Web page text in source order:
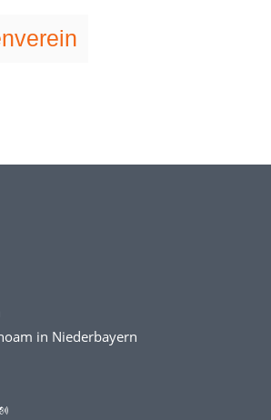
in Niederbayern